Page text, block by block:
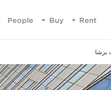
Rent
Buy
People
برشا